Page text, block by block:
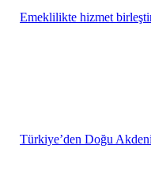
Emeklilikte hizmet
Türkiye’den Doğu